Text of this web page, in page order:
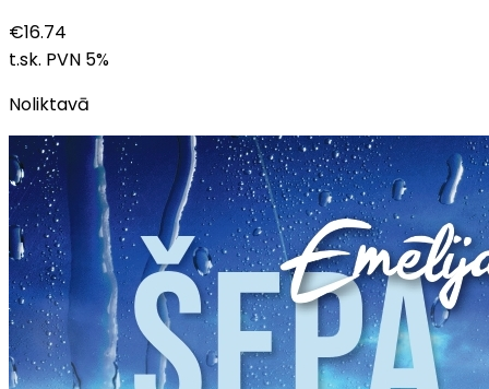
€16.74
t.sk. PVN 5%
Noliktavā